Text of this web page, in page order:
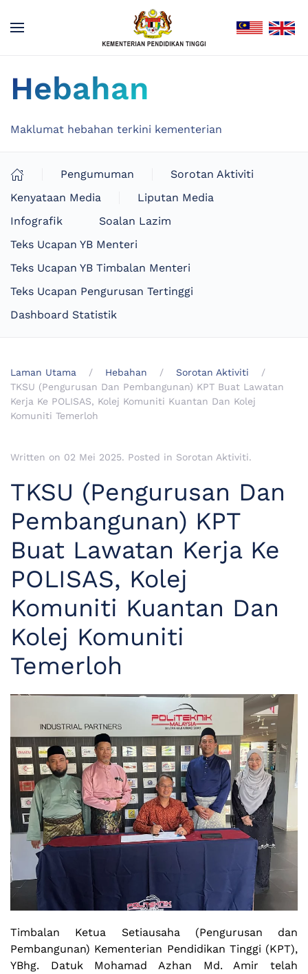
Hebahan
Maklumat hebahan terkini kementerian
Pengumuman
Sorotan Aktiviti
Kenyataan Media
Liputan Media
Infografik
Soalan Lazim
Teks Ucapan YB Menteri
Teks Ucapan YB Timbalan Menteri
Teks Ucapan Pengurusan Tertinggi
Dashboard Statistik
Laman Utama Hebahan
Sorotan Aktiviti
TKSU (Pengurusan Dan Pembangunan) KPT Buat Lawatan
Kerja Ke POLISAS, Kolej Komuniti Kuantan Dan Kolej
Komuniti Temerloh
Written on 02 Mei 2025. Posted in Sorotan Aktiviti.
TKSU (Pengurusan Dan
Pembangunan) KPT
Buat Lawatan Kerja Ke
POLISAS, Kolej
Komuniti Kuantan Dan
Kolej Komuniti
Temerloh
Timbalan Ketua Setiausaha (Pengurusan dan
Pembangunan) Kementerian Pendidikan Tinggi (KPT),
YBhg. Datuk Mohamad Azhan Md. Amir telah